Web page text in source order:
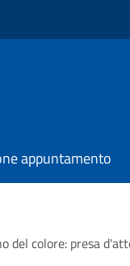
appuntamento
colore: presa